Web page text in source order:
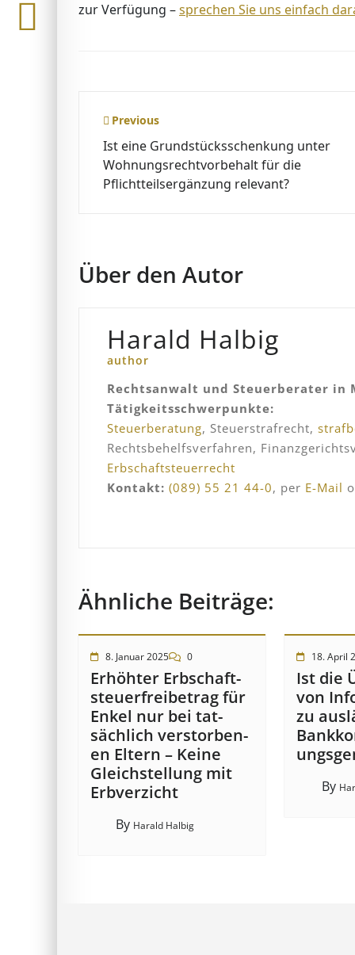
zur Verfügung –sprechen Sie uns einfach
Beitragsnavigation
Previous
Ist eine Grundstücksschenkung unter
Wohnungsrechtvorbehalt für die
Pflichtteilsergänzung relevant?
Über den Autor
Harald Halbig
author
Rechtsanwalt und Steuerberater in
Tätigkeitsschwerpunkte:
Steuerberatung, Steuerstrafrecht,
Rechtsbehelfsverfahren,
Erbschaftsteuerrecht
Kontakt: (089) 55 21 44-0, per E-Mail
Ähnliche Beiträge:
8. Januar 2025 0
Erhöhter Erb­schaft­
steuer­frei­be­trag für
Enkel nur bei tat­
säch­lich ver­storb­en­
en Eltern – Keine
Gleich­stell­ung mit
Erb­verzicht
By Harald Halbig
18. April
Ist die
von
zu
By